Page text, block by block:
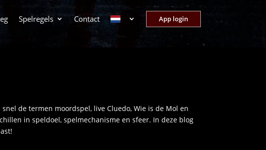
Spelregels Contact App login
de termen moordspel, live Cluedo, Wie is de Mol en
in speldoel, spelmechanisme en sfeer. In deze blog